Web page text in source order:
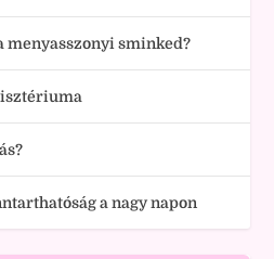
menyasszonyi sminked?
a nagy napon